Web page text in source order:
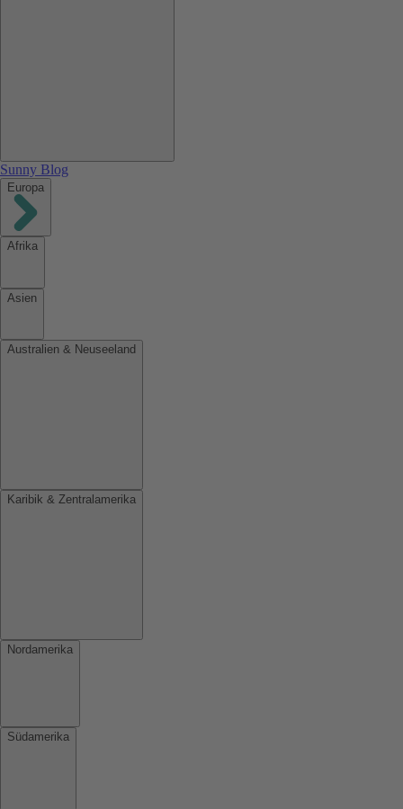
Sunny Blog
Europa
Afrika
Asien
Australien & Neuseeland
Karibik & Zentralamerika
Nordamerika
Südamerika